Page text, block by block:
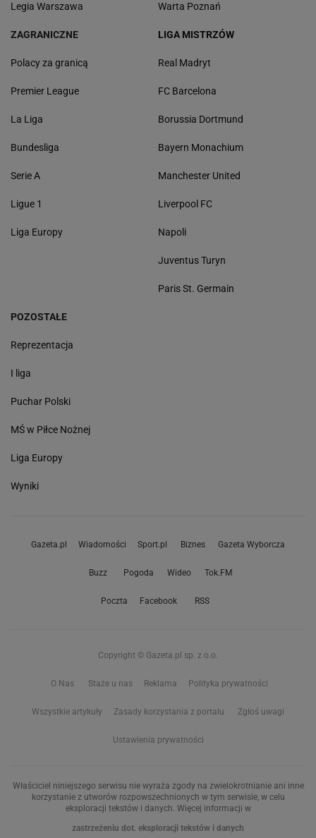
Legia Warszawa Warta Poznań
ZAGRANICZNE
Polacy za granicą
Premier League
La Liga
Bundesliga
Serie A
Ligue 1
Liga Europy
LIGA MISTRZÓW
Real Madryt
FC Barcelona
Borussia Dortmund
Bayern Monachium
Manchester United
Liverpool FC
Napoli
Juventus Turyn
Paris St. Germain
POZOSTAŁE
Reprezentacja
I liga
Puchar Polski
MŚ w Piłce Nożnej
Liga Europy
Wyniki
Gazeta.pl Wiadomości Sport.pl Biznes Gazeta Wyborcza
Buzz Pogoda Wideo Tok.FM
Poczta Facebook RSS
Copyright © Gazeta.pl sp. z o.o.
O Nas Staże u nas Reklama Polityka prywatności
Wszystkie artykuły Zasady korzystania z portalu Zgłoś uwagi
Ustawienia prywatności
Właściciel niniejszego serwisu nie wyraża zgody na zwielokrotnianie ani inne
korzystanie z utworów rozpowszechnionych w tym serwisie, w celu
eksploracji tekstów i danych. Więcej informacji w
zastrzeżeniu dot. eksploracji tekstów i danych